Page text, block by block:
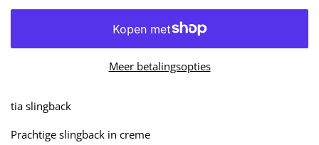
Meer betalingsopties
tia slingback
Prachtige slingback in creme